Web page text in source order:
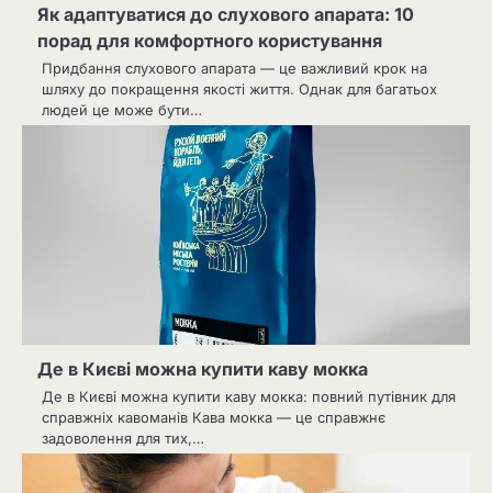
Як адаптуватися до слухового апарата: 10
порад для комфортного користування
Придбання слухового апарата — це важливий крок на
шляху до покращення якості життя. Однак для багатьох
людей це може бути…
Де в Києві можна купити каву мокка
Де в Києві можна купити каву мокка: повний путівник для
справжніх кавоманів Кава мокка — це справжнє
задоволення для тих,…